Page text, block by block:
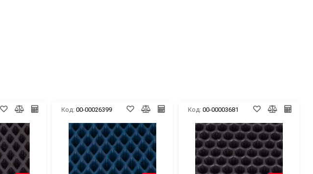
Код: 00-00026399 Код: 00-00003681